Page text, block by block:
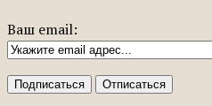
Ваш email: